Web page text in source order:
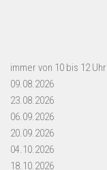
immer von 10 bis 12 Uhr
09.08.2026
23.08.2026
06.09.2026
20.09.2026
04.10.2026
18.10.2026